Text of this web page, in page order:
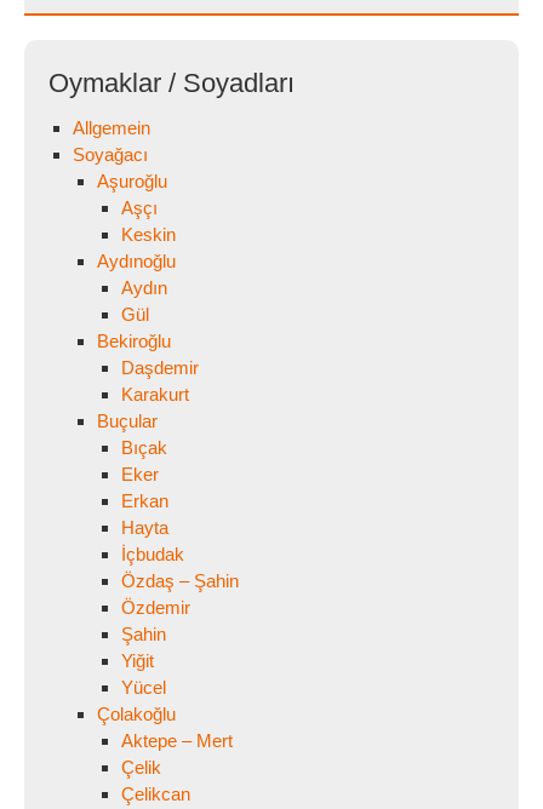
Oymaklar / Soyadları
Allgemein
Soyağacı
Aşuroğlu
Aşçı
Keskin
Aydınoğlu
Aydın
Gül
Bekiroğlu
Daşdemir
Karakurt
Buçular
Bıçak
Eker
Erkan
Hayta
İçbudak
Özdaş – Şahin
Özdemir
Şahin
Yiğit
Yücel
Çolakoğlu
Aktepe – Mert
Çelik
Çelikcan